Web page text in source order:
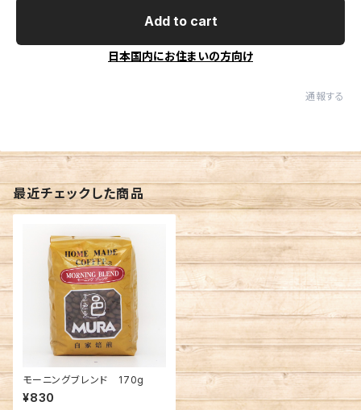
Add to cart
日本国内にお住まいの方向け
通報する
最近チェックした商品
モーニングブレンド 170g
¥830